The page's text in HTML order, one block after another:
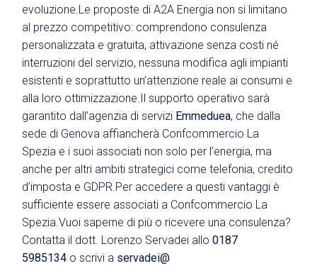
evoluzione.Le proposte di A2A Energia non si limitano
al prezzo competitivo: comprendono consulenza
personalizzata e gratuita, attivazione senza costi né
interruzioni del servizio, nessuna modifica agli impianti
esistenti e soprattutto un’attenzione reale ai consumi e
alla loro ottimizzazione.Il supporto operativo sarà
garantito dall’agenzia di servizi Emmeduea, che dalla
sede di Genova affiancherà Confcommercio La
Spezia e i suoi associati non solo per l’energia, ma
anche per altri ambiti strategici come telefonia, credito
d’imposta e GDPR.Per accedere a questi vantaggi è
sufficiente essere associati a Confcommercio La
Spezia.Vuoi saperne di più o ricevere una consulenza?
Contatta il dott. Lorenzo Servadei allo0187
5985134 o scrivi a servadei@